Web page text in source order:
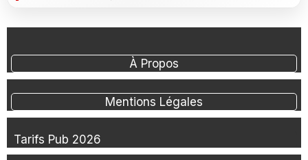
À Propos
Mentions Légales
Tarifs Pub 2026